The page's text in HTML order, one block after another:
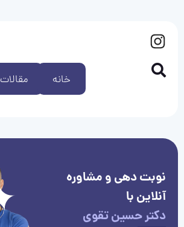
مقالات خانه
نوبت دهی و مشاوره
آنلاین با
دکتر حسین تقوی